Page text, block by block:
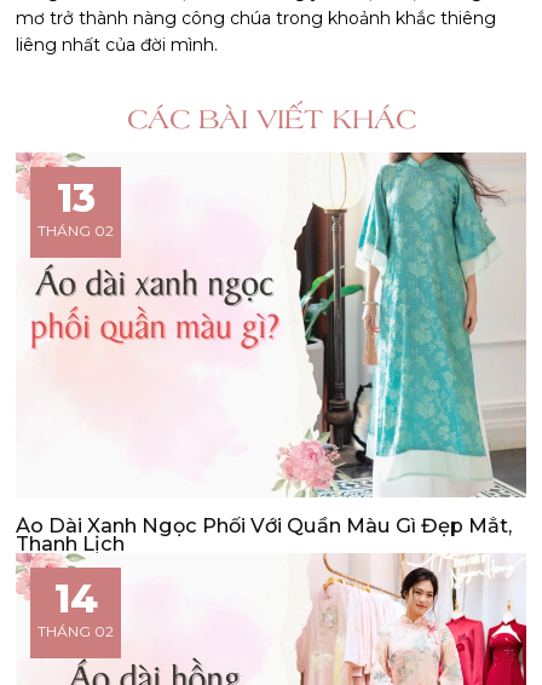
mơ trở thành nàng công chúa trong khoảnh khắc thiêng
liêng nhất của đời mình.
CÁC BÀI VIẾT KHÁC
13
THÁNG 02
Áo Dài Xanh Ngọc Phối Với Quần Màu Gì Đẹp Mắt,
Thanh Lịch
14
THÁNG 02